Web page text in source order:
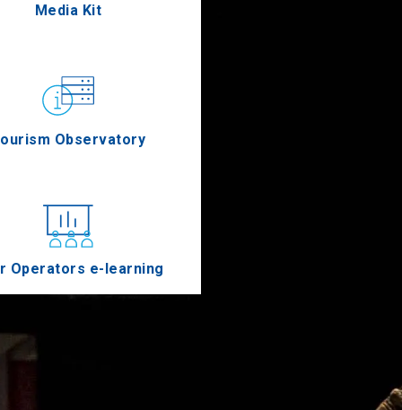
Media Kit
Observatory
Operators e-learning